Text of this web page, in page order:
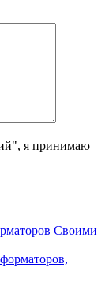
я принимаю
Своими